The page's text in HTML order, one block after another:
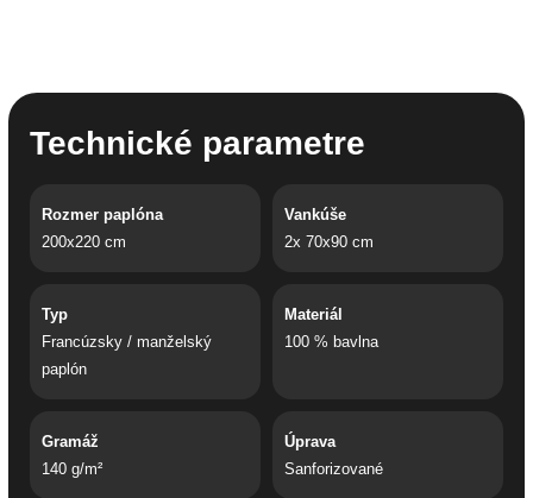
Technické parametre
Rozmer paplóna
200x220 cm
Vankúše
2x 70x90 cm
Typ
Francúzsky / manželský
paplón
Materiál
100 % bavlna
Gramáž
140 g/m²
Úprava
Sanforizované